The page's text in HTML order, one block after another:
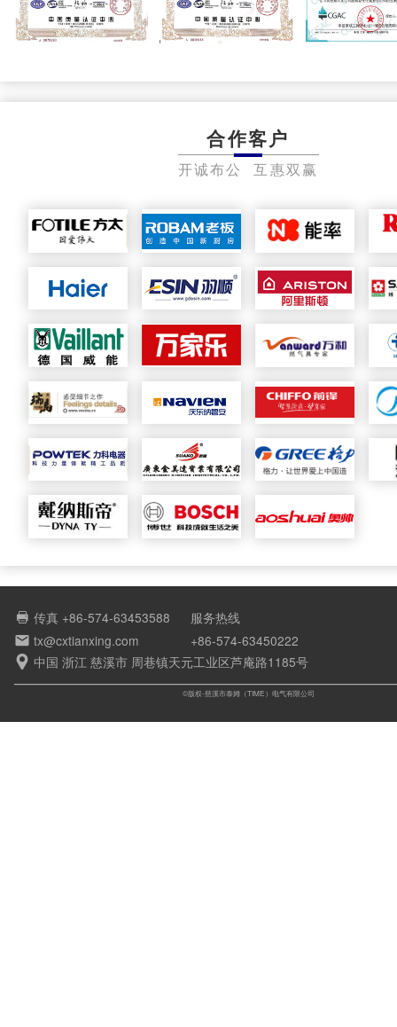
合作客户
开诚布公 互惠双赢
 传真 +86-574-63453588
 tx@cxtianxing.com
服务热线
+86-574-63450222
 中国 浙江 慈溪市 周巷镇天元工业区芦庵路1185号
©版权-慈溪市泰姆（TIME）电气有限公司